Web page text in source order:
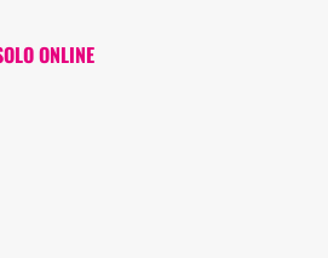
ONLINE